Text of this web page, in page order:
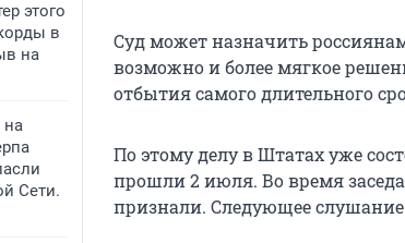
этого
в
на
на
Сети.
Суд может назначить
возможно и более мягкое
отбытия самого длительного
По этому делу в Штатах уже
прошли 2 июля. Во время
признали. Следующее слушание